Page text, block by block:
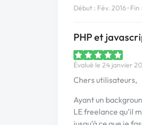
Début : Fév. 2016•Fin
PHP et
Évalué le 24 janvier
Chers utilisateurs,
Ayant un
LE freelance qu’il